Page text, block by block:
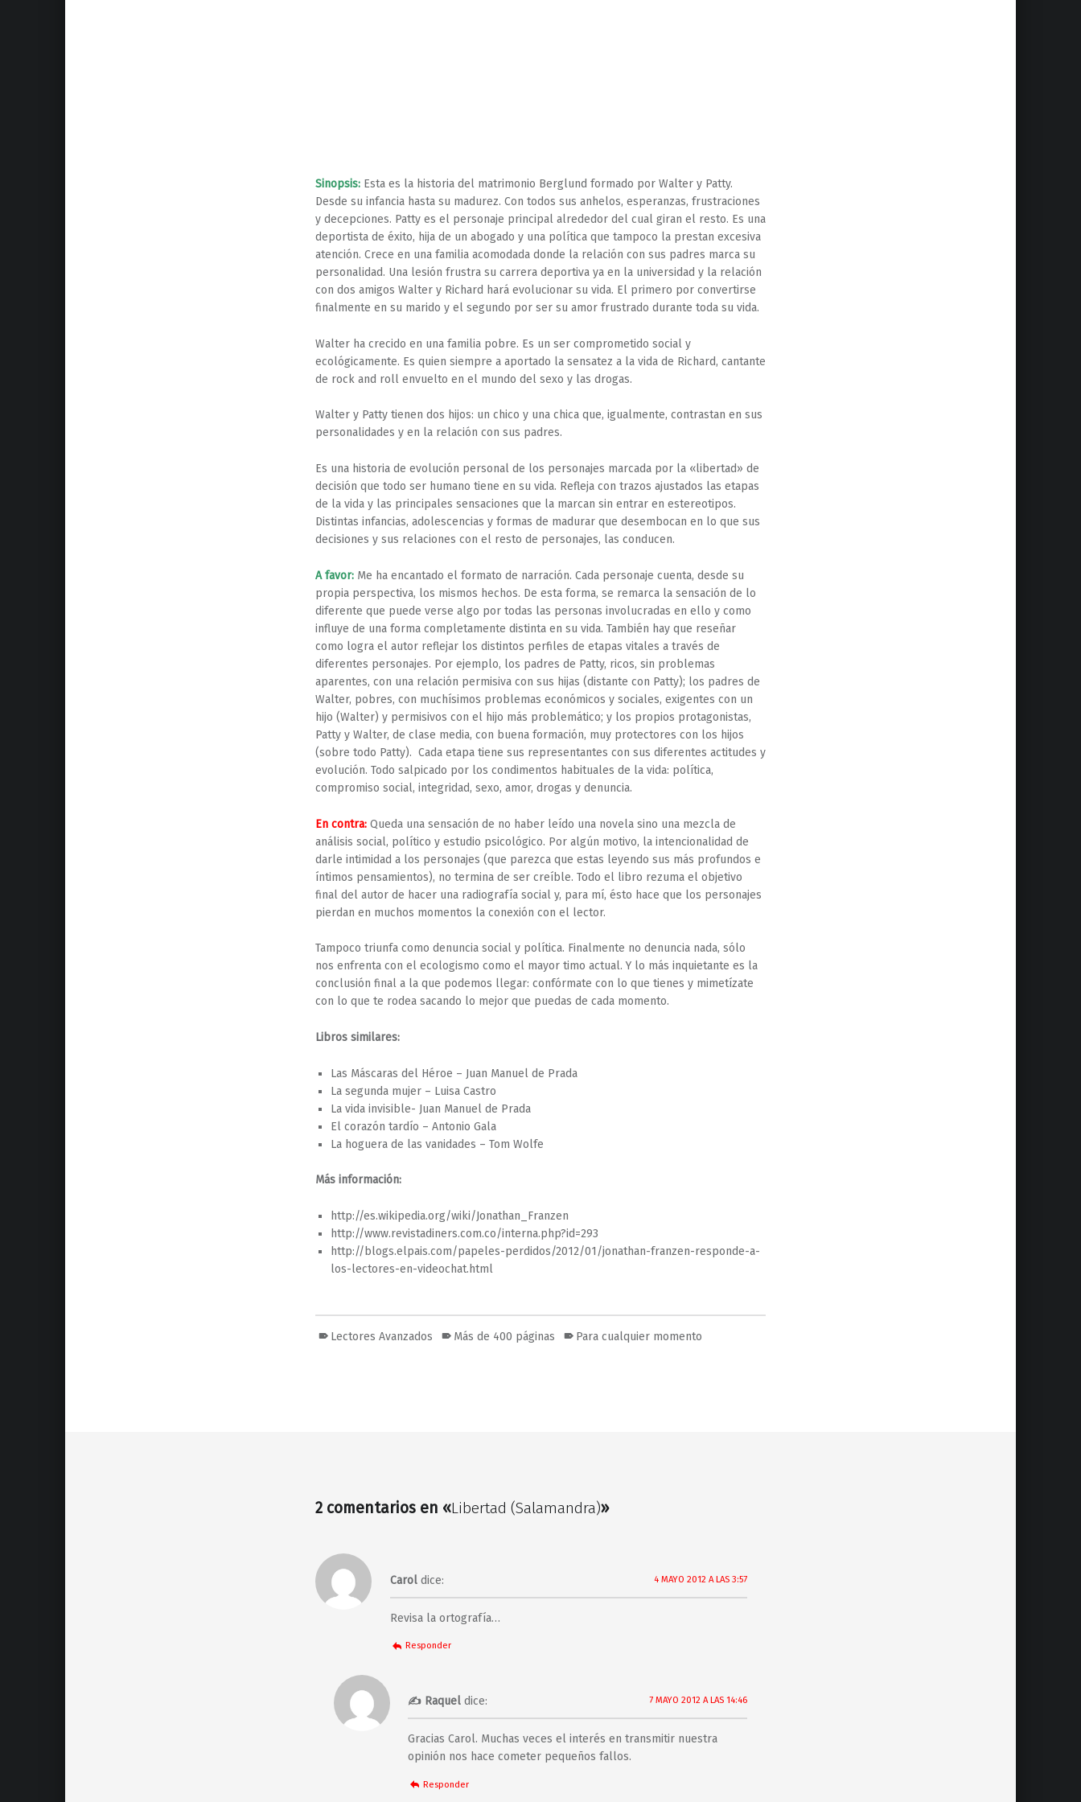
Sinopsis:Esta es la historia del matrimonio Berglund formado por Walter y Patty.
Desde su infancia hasta su madurez. Con todos sus anhelos, esperanzas, frustraciones
y decepciones. Patty es el personaje principal alrededor del cual giran el resto. Es una
deportista de éxito, hija de un abogado y una política que tampoco la prestan excesiva
atención. Crece en una familia acomodada donde la relación con sus padres marca su
personalidad. Una lesión frustra su carrera deportiva ya en la universidad y la relación
con dos amigos Walter y Richard hará evolucionar su vida. El primero por convertirse
finalmente en su marido y el segundo por ser su amor frustrado durante toda su vida.
Walter ha crecido en una familia pobre. Es un ser comprometido social y
ecológicamente. Es quien siempre a aportado la sensatez a la vida de Richard, cantante
de rock and roll envuelto en el mundo del sexo y las drogas.
Walter y Patty tienen dos hijos: un chico y una chica que, igualmente, contrastan en sus
personalidades y en la relación con sus padres.
Es una historia de evolución personal de los personajes marcada por la «libertad» de
decisión que todo ser humano tiene en su vida. Refleja con trazos ajustados las etapas
de la vida y las principales sensaciones que la marcan sin entrar en estereotipos.
Distintas infancias, adolescencias y formas de madurar que desembocan en lo que sus
decisiones y sus relaciones con el resto de personajes, las conducen.
A favor:Me ha encantado el formato de narración. Cada personaje cuenta, desde su
propia perspectiva, los mismos hechos. De esta forma, se remarca la sensación de lo
diferente que puede verse algo por todas las personas involucradas en ello y como
influye de una forma completamente distinta en su vida. También hay que reseñar
como logra el autor reflejar los distintos perfiles de etapas vitales a través de
diferentes personajes. Por ejemplo, los padres de Patty, ricos, sin problemas
aparentes, con una relación permisiva con sus hijas (distante con Patty); los padres de
Walter, pobres, con muchísimos problemas económicos y sociales, exigentes con un
hijo (Walter) y permisivos con el hijo más problemático; y los propios protagonistas,
Patty y Walter, de clase media, con buena formación, muy protectores con los hijos
(sobre todo Patty). Cada etapa tiene sus representantes con sus diferentes actitudes y
evolución. Todo salpicado por los condimentos habituales de la vida: política,
compromiso social, integridad, sexo, amor, drogas y denuncia.
En contra:Queda una sensación de no haber leído una novela sino una mezcla de
análisis social, político y estudio psicológico. Por algún motivo, la intencionalidad de
darle intimidad a los personajes (que parezca que estas leyendo sus más profundos e
íntimos pensamientos), no termina de ser creíble. Todo el libro rezuma el objetivo
final del autor de hacer una radiografía social y, para mí, ésto hace que los personajes
pierdan en muchos momentos la conexión con el lector.
Tampoco triunfa como denuncia social y política. Finalmente no denuncia nada, sólo
nos enfrenta con el ecologismo como el mayor timo actual. Y lo más inquietante es la
conclusión final a la que podemos llegar: confórmate con lo que tienes y mimetízate
con lo que te rodea sacando lo mejor que puedas de cada momento.
Libros similares:
Las Máscaras del Héroe – Juan Manuel de Prada
La segunda mujer – Luisa Castro
La vida invisible- Juan Manuel de Prada
El corazón tardío – Antonio Gala
La hoguera de las vanidades – Tom Wolfe
Más información:
http://es.wikipedia.org/wiki/Jonathan_Franzen
http://www.revistadiners.com.co/interna.php?id=293
http://blogs.elpais.com/papeles-perdidos/2012/01/jonathan-franzen-responde-a-
los-lectores-en-videochat.html
Lectores Avanzados Más de 400 páginas Para cualquier momento
2 comentarios en «Libertad (Salamandra)»
Carol dice: 4 MAYO 2012 A LAS 3:57
Revisa la ortografía…
Responder
Raquel dice: 7 MAYO 2012 A LAS 14:46
Gracias Carol. Muchas veces el interés en transmitir nuestra
opinión nos hace cometer pequeños fallos.
Responder